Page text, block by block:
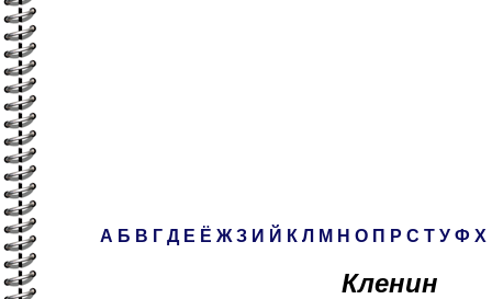
А Б В Г Д Е Ё Ж З И Й К Л М Н О П Р С Т У Ф Х
Кленин